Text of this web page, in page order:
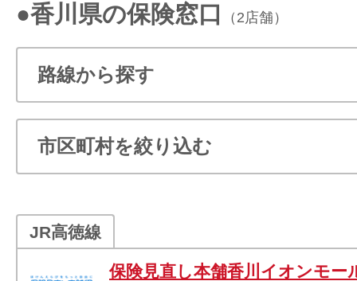
●香川県の保険窓口 （2店舗）
JR高徳線
保険見直し本舗香川イオンモー